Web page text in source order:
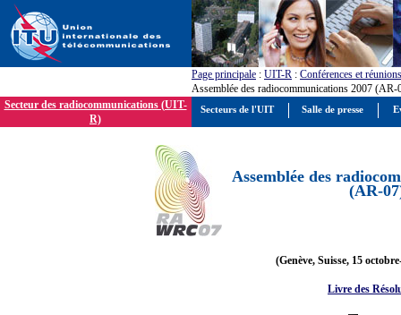
Page principale : UIT-R : Conférences et réunions
Assemblée des radiocommunications 2007 (AR-
Secteur des radiocommunications (UIT-
R)
Assemblée des
(AR-
(Genève, Suisse, 15
Livre des
Secteurs de l'UIT Salle de presse